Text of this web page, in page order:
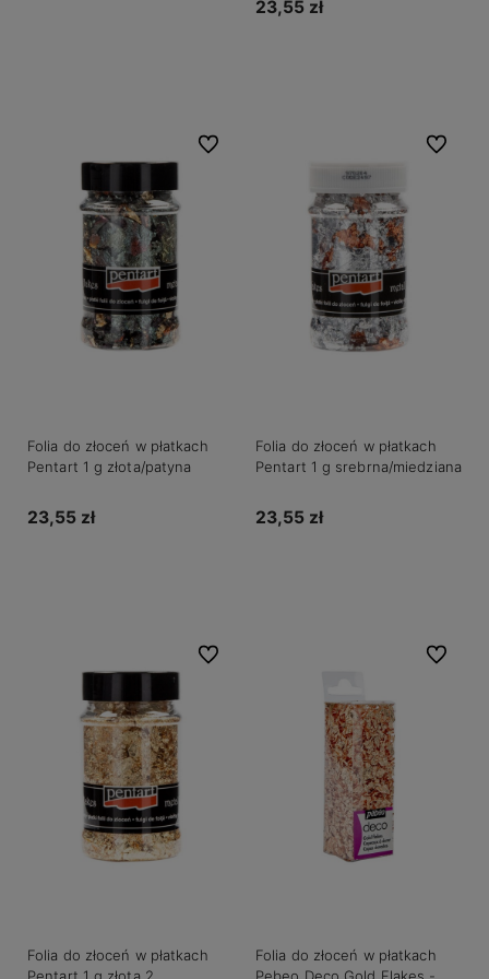
23,55 zł
Folia do złoceń w płatkach
Pentart 1 g złota/patyna
23,55 zł
Do ulubionych
Folia do złoceń w płatkach
Pentart 1 g srebrna/miedziana
23,55 zł
Do
Folia do złoceń w płatkach
Do ulubionych
Folia do złoceń w płatkach
Do